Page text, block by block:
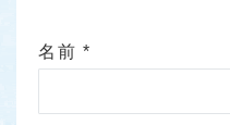
名前 *